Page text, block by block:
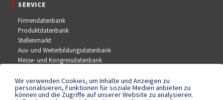
SERVICE
Firmendatenbank
Produktdatenbank
Stellenmarkt
Aus- und Weiterbildungsdatenbank
Messe- und Kongressdatenbank
SOCIAL MEDIA
Wir verwenden Cookies, um Inhalte und Anzeigen zu
personalisieren, Funktionen für soziale Medien anbieten zu
können und die Zugriffe auf unserer Website zu analysieren.